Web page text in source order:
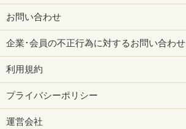
お問い合わせ
企業･会員の不正行為に対するお問い合わせ
利用規約
プライバシーポリシー
運営会社